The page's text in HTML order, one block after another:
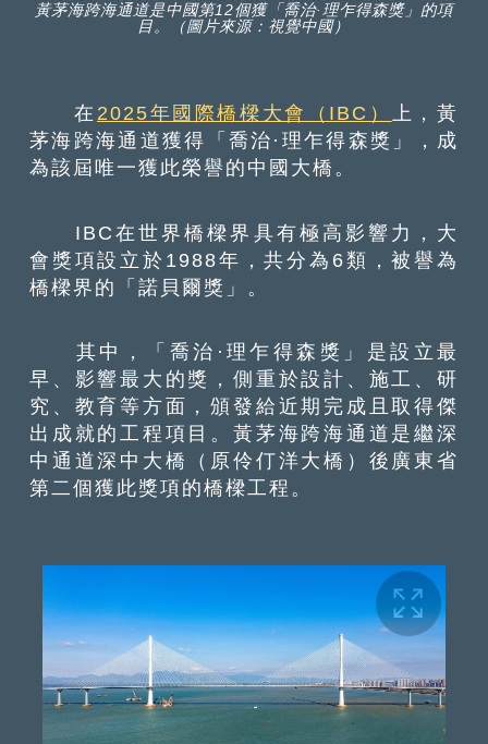
黃茅海跨海通道是中國第12個獲「喬治·理乍得森獎」的項
目。（圖片來源：視覺中國）
在 2025年國際橋樑大會（IBC） 上，黃
茅海跨海通道獲得「喬治·理乍得森獎」，成
為該屆唯一獲此榮譽的中國大橋。
IBC在世界橋樑界具有極高影響力，大
會獎項設立於1988年，共分為6類，被譽為
橋樑界的「諾貝爾獎」。
其中，「喬治·理乍得森獎」是設立最
早、影響最大的獎，側重於設計、施工、研
究、教育等方面，頒發給近期完成且取得傑
出成就的工程項目。黃茅海跨海通道是繼深
中通道深中大橋（原伶仃洋大橋）後廣東省
第二個獲此獎項的橋樑工程。